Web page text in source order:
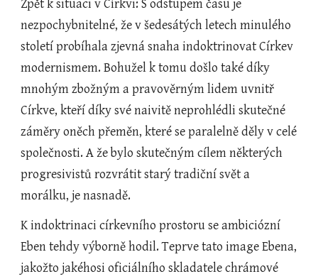
Zpět k situaci v Církvi: S odstupem času je
nezpochybnitelné, že v šedesátých letech minulého
století probíhala zjevná snaha indoktrinovat Církev
modernismem. Bohužel k tomu došlo také díky
mnohým zbožným a pravověrným lidem uvnitř
Církve, kteří díky své naivitě neprohlédli skutečné
záměry oněch přeměn, které se paralelně děly v celé
společnosti. A že bylo skutečným cílem některých
progresivistů rozvrátit starý tradiční svět a
morálku, je nasnadě.
K indoktrinaci církevního prostoru se ambiciózní
Eben tehdy výborně hodil. Teprve tato image Ebena,
jakožto jakéhosi oficiálního skladatele chrámové